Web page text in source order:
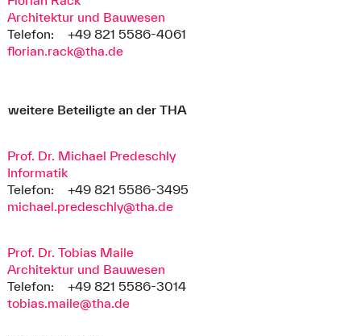
Grundlage sind die seit Anfang 2025 öffentlich
verfügbaren Abwärmedaten des Bundesamts für
Ausfuhrkontrolle im Auswärtigen Amt (BAFA).
Zusätzlich wurde ein datenbasiertes Materialkataster
Recyclingverband Bayern vorgestellt.
Herleitung datengestützter Indikatoren und
Messgrößen für ausgewählte Parameter der
Klimaanpassung in digitalen Planungstools | Einsatz
digitaler Zwillinge und SmartCity-Technologien in der
Stadtentwicklung
in den Bereichen Klimaanpassung und Wärmeplanung
werden konzipiert und in aktuellen
Softwareumgebungen pilotiert. Hauptaugenmerk beim
Geobasiszwilling liegt auf der Digitalisierung von
Urbane Digitale Zwillinge: Anwendungsperspektiven
für die Stadtentwicklung durch die KI-gestützte
Digitalisierung von Bauleitplänen.
Architektur und Bauwesen
Telefon:
+49 821 5586-4061
florian.rack@tha.de
weitere Beteiligte an der THA
Prof. Dr. Michael Predeschly
Informatik
Telefon:
+49 821 5586-3495
michael.predeschly@tha.de
Prof. Dr. Tobias Maile
Architektur und Bauwesen
Telefon:
+49 821 5586-3014
tobias.maile@tha.de